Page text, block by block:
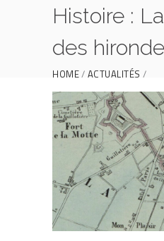
Histoire :
des
HOME ACTUALITÉS
HISTOIRE : LA LUNETTE